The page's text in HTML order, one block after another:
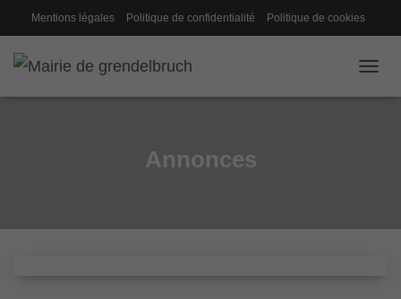
Mentions légales Politique de confidentialité Politique de cookies
Annonces